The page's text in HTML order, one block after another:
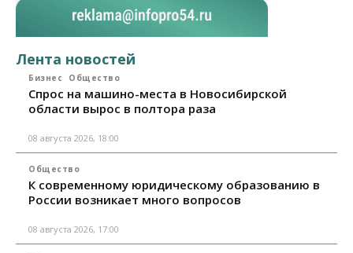
Лента новостей
Бизнес Общество
Спрос на машино-места в Новосибирской
области вырос в полтора раза
08 августа 2026, 18:00
Общество
К современному юридическому образованию в
России возникает много вопросов
08 августа 2026, 17:00